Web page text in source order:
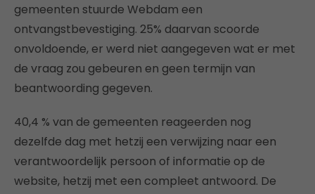
gemeenten stuurde Webdam een
ontvangstbevestiging. 25% daarvan scoorde
onvoldoende, er werd niet aangegeven wat er met
de vraag zou gebeuren en geen termijn van
beantwoording gegeven.
40,4 % van de gemeenten reageerden nog
dezelfde dag met hetzij een verwijzing naar een
verantwoordelijk persoon of informatie op de
website, hetzij met een compleet antwoord. De